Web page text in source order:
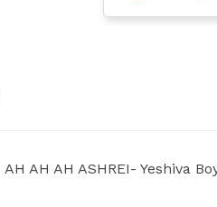
AH AH AH ASHREI- Yeshiva